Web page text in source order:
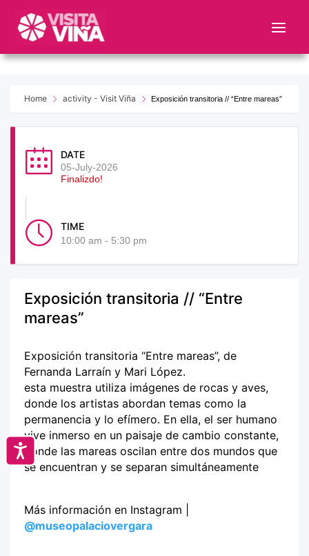
este
web
sistema
Accesibilidad
Home activity - Visit Viña Exposición transitoria // “Entre mareas”
DATE
05-July-2026
Finalizdo!
TIME
10:00 am - 5:30 pm
Exposición transitoria // “Entre
mareas”
Exposición transitoria “Entre mareas”, de
Fernanda Larraín y Mari López.
esta muestra utiliza imágenes de rocas y aves,
donde los artistas abordan temas como la
permanencia y lo efímero. En ella, el ser humano
vive inmerso en un paisaje de cambio constante,
donde las mareas oscilan entre dos mundos que
se encuentran y se separan simultáneamente
Más información en Instagram |
@museopalaciovergara